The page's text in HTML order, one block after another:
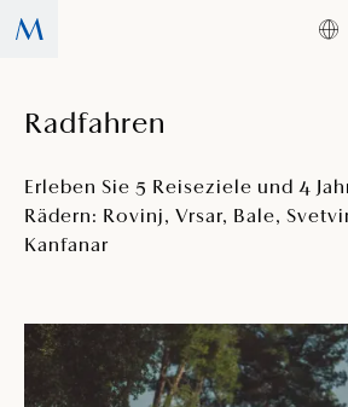
Radfahren
Erleben Sie 5 Reiseziele und 4
Rädern: Rovinj, Vrsar, Bale,
Kanfanar